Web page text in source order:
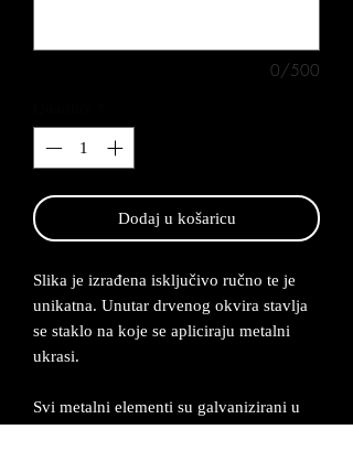
0/500
Dodaj u košaricu
Slika je izrađena isključivo ručno te je
unikatna. Unutar drvenog okvira stavlja
se staklo na koje se apliciraju metalni
ukrasi.
Svi metalni elementi su galvanizirani u